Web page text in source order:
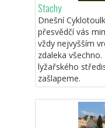
Stachy
Dnešní
přesvědčí vás
vždy nejvyšším
zdaleka
lyžařského
zašlapeme.